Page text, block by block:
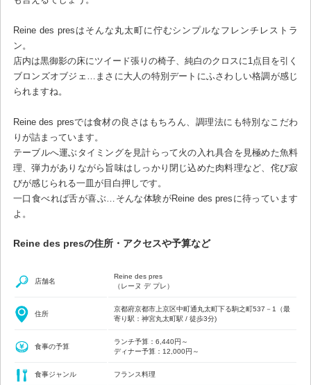
Reine des presはそんな丸太町に佇むシンプルなフレンチレストラ
ン。
店内は黒御影の床にツイード張りの椅子、純白のクロスに1点目を引く
ブロンズオブジェ…まさに大人の特別デートにふさわしい格調が感じ
られますね。
Reine des presでは食材の良さはもちろん、調理法にも特別なこだわ
りが詰まっています。
テーブルへ運ぶタイミングを見計らって火の入れ具合を見極めた魚料
理、弾力がありながら旨味はしっかり閉じ込めた肉料理など、侘び寂
びが感じられる一皿が目白押しです。
一口食べれば舌が喜ぶ…そんな体験がReine des presに待っています
よ。
Reine des presの住所・アクセスや予算など
店舗名
Reine des pres
（レーヌ デ プレ）
住所
京都府京都市上京区中町通丸太町下る駒之町537－1（最
寄り駅：神宮丸太町駅 / 徒歩3分)
食事の予算
ランチ予算：6,440円～
ディナー予算：12,000円～
食事ジャンル フランス料理